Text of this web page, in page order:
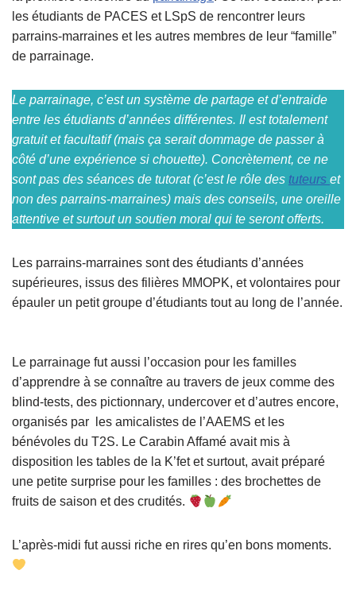
les étudiants de PACES et LSpS de rencontrer leurs
parrains-marraines et les autres membres de leur “famille”
de parrainage.
Le parrainage, c’est un système de partage et d’entraide
entre les étudiants d’années différentes. Il est totalement
gratuit et facultatif (mais ça serait dommage de passer à
côté d’une expérience si chouette). Concrètement, ce ne
sont pas des séances de tutorat (c’est le rôle des tuteurs et
non des parrains-marraines) mais des conseils, une oreille
attentive et surtout un soutien moral qui te seront offerts.
Les parrains-marraines sont des étudiants d’années
supérieures, issus des filières MMOPK, et volontaires pour
épauler un petit groupe d’étudiants tout au long de l’année.
Le parrainage fut aussi l’occasion pour les familles
d’apprendre à se connaître au travers de jeux comme des
blind-tests, des pictionnary, undercover et d’autres encore,
organisés par les amicalistes de l’AAEMS et les
bénévoles du T2S. Le Carabin Affamé avait mis à
disposition les tables de la K’fet et surtout, avait préparé
une petite surprise pour les familles : des brochettes de
fruits de saison et des crudités.
L’après-midi fut aussi riche en rires qu’en bons moments.